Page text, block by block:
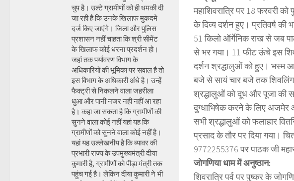
महाशिवरात्रि पर 18 फरवरी
के दिव्य दर्शन हुए। प्रतिवर्ष
51 किलो ऑर्गेनिक राख से जब
से भर गया। 11 फीट ऊंचे इस
दर्शन श्रद्धालुओं को हुए। भस्म
बजे से सायं चार बजे तक शिवलिंग
श्रद्धालुओं को दूध और पूजा की
दुग्धाभिषेक करने के लिए अजमेर
सभी श्रद्धालुओं को फलाहार
प्रसाद के तौर पर दिया गया।
9772255376 पर पाठक जी
जोगणिया धाम में अनुष्ठान:
शिवरात्रि पर्व पर पुष्कर के
चुप है। उल्टे ग्रामीणों को ही धमकी दी
जा रही है कि उनके खिलाफ मुकदमे
दर्ज किए जाएंगे। जिला और पुलिस
प्रशासन नहीं चाहता कि श्री सीमेंट
के खिलाफ कोई धरना प्रदर्शन हो।
जहां तक पर्यावरण विभाग के
अधिकारियों की भूमिका पर सवाल है तो
इस विभाग के अधिकारी अंधे है। उन्हें
फैक्ट्री से निकलने वाला जहरीला
धुआ और पानी नजर नही नहीं आ रहा
है। कहा जा सकता है कि ग्रामीणों की
सुनने वाला कोई नहीं यहां यह कि
ग्रामीणों को सुनने वाला कोई नहीं है।
यहां यह उल्लेखनीय है कि ब्यावर की
प्रभारी राज्य के उपमुख्यमंत्री दीया
कुमारी है, ग्रामीणों को पीड़ा मंत्री तक
पहुंच गई है। लेकिन दीया कुमारी ने भी